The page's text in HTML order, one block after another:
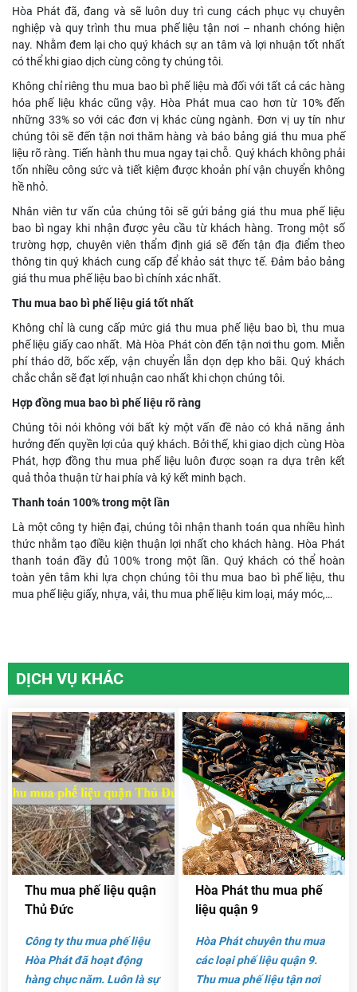
Hòa Phát đã, đang và sẽ luôn duy trì cung cách phục vụ chuyên
nghiệp và quy trình thu mua phế liệu tận nơi – nhanh chóng hiện
nay. Nhằm đem lại cho quý khách sự an tâm và lợi nhuận tốt nhất
có thể khi giao dịch cùng công ty chúng tôi.
Không chỉ riêng thu mua bao bì phế liệu mà đối với tất cả các hàng
hóa phế liệu khác cũng vậy. Hòa Phát mua cao hơn từ 10% đến
những 33% so với các đơn vị khác cùng ngành. Đơn vị uy tín như
chúng tôi sẽ đến tận nơi thăm hàng và báo bảng giá thu mua phế
liệu rõ ràng. Tiến hành thu mua ngay tại chỗ. Quý khách không phải
tốn nhiều công sức và tiết kiệm được khoản phí vận chuyển không
hề nhỏ.
Nhân viên tư vấn của chúng tôi sẽ gửi bảng giá thu mua phế liệu
bao bì ngay khi nhận được yêu cầu từ khách hàng. Trong một số
trường hợp, chuyên viên thẩm định giá sẽ đến tận địa điểm theo
thông tin quý khách cung cấp để khảo sát thực tế. Đảm bảo bảng
giá thu mua phế liệu bao bì chính xác nhất.
Thu mua bao bì phế liệu giá tốt nhất
Không chỉ là cung cấp mức giá thu mua phế liệu bao bì, thu mua
phế liệu giấy cao nhất. Mà Hòa Phát còn đến tận nơi thu gom. Miễn
phí tháo dỡ, bốc xếp, vận chuyển lẫn dọn dẹp kho bãi. Quý khách
chắc chắn sẽ đạt lợi nhuận cao nhất khi chọn chúng tôi.
Hợp đồng mua bao bì phế liệu rõ ràng
Chúng tôi nói không với bất kỳ một vấn đề nào có khả năng ảnh
hưởng đến quyền lợi của quý khách. Bởi thế, khi giao dịch cùng Hòa
Phát, hợp đồng thu mua phế liệu luôn được soạn ra dựa trên kết
quả thỏa thuận từ hai phía và ký kết minh bạch.
Thanh toán 100% trong một lần
Là một công ty hiện đại, chúng tôi nhận thanh toán qua nhiều hình
thức nhằm tạo điều kiện thuận lợi nhất cho khách hàng. Hòa Phát
thanh toán đầy đủ 100% trong một lần. Quý khách có thể hoàn
toàn yên tâm khi lựa chọn chúng tôi thu mua bao bì phế liệu, thu
mua phế liệu giấy, nhựa, vải, thu mua phế liệu kim loại, máy móc,…
DỊCH VỤ KHÁC
Thu mua phế liệu quận
Thủ Đức
Công ty thu mua phế liệu
Hòa Phát đã hoạt động
hàng chục năm. Luôn là sự
Hòa Phát thu mua phế
liệu quận 9
Hòa Phát chuyên thu mua
các loại phế liệu quận 9.
Thu mua phế liệu tận nơi